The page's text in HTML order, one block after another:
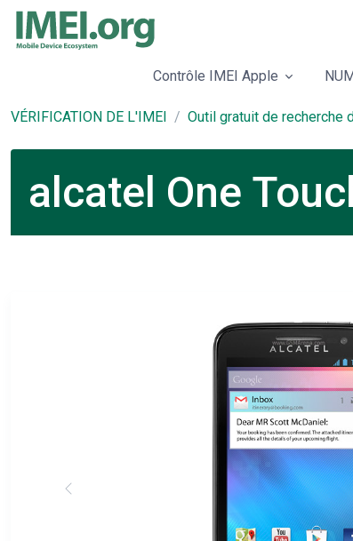
Contrôle IMEI Apple
VÉRIFICATION DE L'IMEI Outil gratuit de recherche
alcatel One